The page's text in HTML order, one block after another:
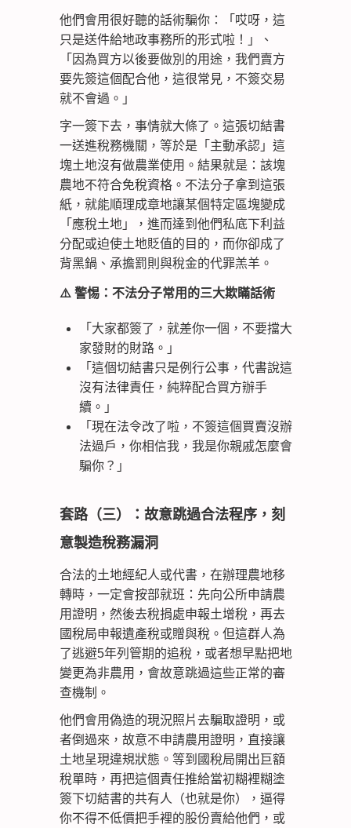
他們會用很好聽的話術騙你：「哎呀，這
只是送件給地政事務所的形式啦！」、
「因為買方以後要做別的用途，我們賣方
要先簽這個配合他，這很常見，不簽交易
就不會過。」
字一簽下去，事情就大條了。這張切結書
一送進稅務機關，等於是「主動承認」這
塊土地沒有做農業使用。結果就是：該塊
農地不符合免稅資格。不法分子拿到這張
紙，就能順理成章地讓某個特定區塊變成
「應稅土地」，進而達到他們私底下利益
分配或迫使土地貶值的目的，而你卻成了
背黑鍋、承擔罰則與稅金的代罪羔羊。
⚠️ 警惕：不法分子常用的三大欺瞞話術
「大家都簽了，就差你一個，不要擋大
家發財的財路。」
「這個切結書只是例行公事，代書說這
沒有法律責任，純粹配合買方辦手
續。」
「現在法令改了啦，不簽這個買賣沒辦
法過戶，你相信我，我是你親戚怎麼會
騙你？」
套路（三）：故意跳過合法程序，刻
意製造稅務漏洞
合法的土地經紀人或代書，在辦理農地移
轉時，一定會按部就班：先向公所申請農
用證明，然後去稅捐處申報土增稅，再去
國稅局申報遺產稅或贈與稅。但這群人為
了逃避5年列管期的追稅，或者想早點把地
變更為非農用，會故意跳過這些正常的審
查機制。
他們會用偽造的現況照片去騙取證明，或
者倒過來，故意不申請農用證明，直接讓
土地呈現違規狀態。等到國稅局開出巨額
稅單時，再把這個責任推給當初糊裡糊塗
簽下切結書的共有人（也就是你），逼得
你不得不低價把手裡的股份賣給他們，或